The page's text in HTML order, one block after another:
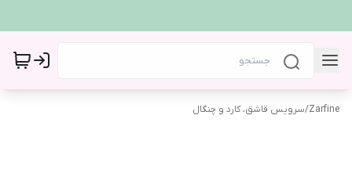
Zarfine
/سرویس قاشق، کارد و چنگال